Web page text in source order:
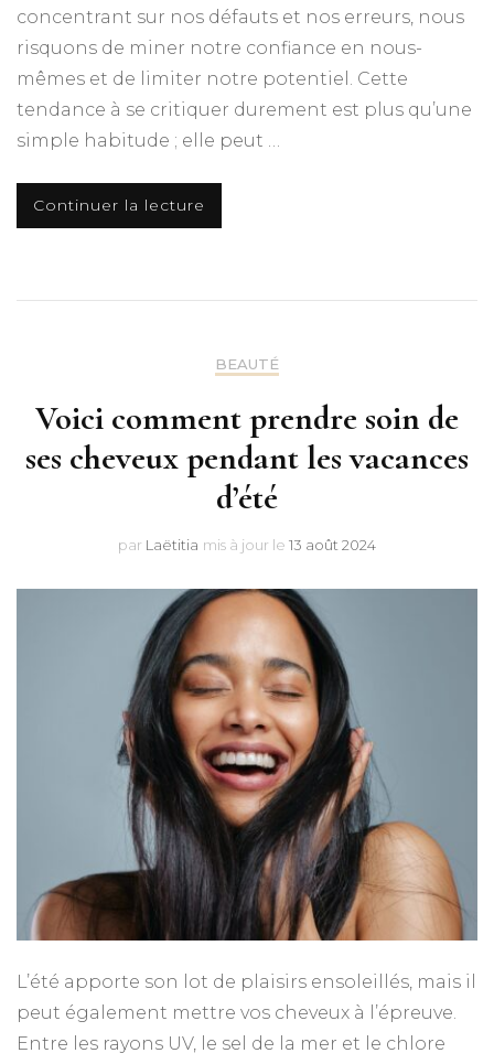
concentrant sur nos défauts et nos erreurs, nous
risquons de miner notre confiance en nous-
mêmes et de limiter notre potentiel. Cette
tendance à se critiquer durement est plus qu’une
simple habitude ; elle peut …
Continuer la lecture
BEAUTÉ
Voici comment prendre soin de
ses cheveux pendant les vacances
d’été
par Laëtitia mis à jour le 13 août 2024
L’été apporte son lot de plaisirs ensoleillés, mais il
peut également mettre vos cheveux à l’épreuve.
Entre les rayons UV, le sel de la mer et le chlore